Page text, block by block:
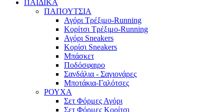
ΠΑΙΔΙΚΑ
ΠΑΠΟΥΤΣΙΑ
Αγόρι Τρέξιμο-Running
Κορίτσι Τρέξιμο-Running
Αγόρι Sneakers
Κορίσι Sneakers
Μπάσκετ
Ποδόσφαιρο
Σανδάλια - Σαγιονάρες
Μποτάκια-Γαλότσες
ΡΟΥΧΑ
Σετ Φόρμες Αγόρι
Σετ Φόρμες Κορίτσι